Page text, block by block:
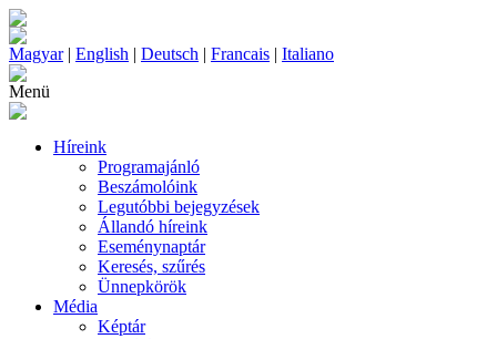
Magyar| English | Deutsch | Francais | Italiano
Menü
Híreink
Programajánló
Beszámolóink
Legutóbbi bejegyzések
Állandó híreink
Eseménynaptár
Keresés, szűrés
Ünnepkörök
Média
Képtár